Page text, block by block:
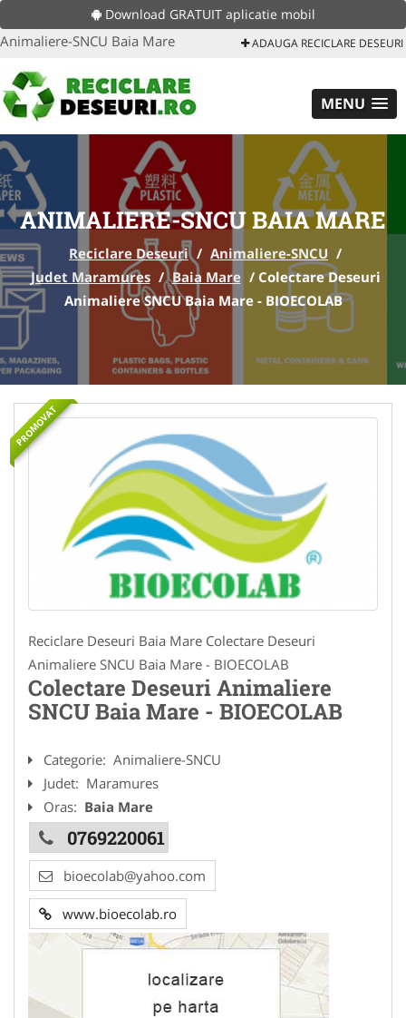
Download GRATUIT aplicatie mobil
Animaliere-SNCU Baia Mare ADAUGA RECICLARE DESEURI
MENU
ANIMALIERE-SNCU BAIA MARE
Reciclare Deseuri / Animaliere-SNCU /
Judet Maramures / Baia Mare / Colectare Deseuri
Animaliere SNCU Baia Mare - BIOECOLAB
PROMOVAT
Reciclare Deseuri Baia Mare Colectare Deseuri
Animaliere SNCU Baia Mare - BIOECOLAB
Colectare Deseuri Animaliere
SNCU Baia Mare - BIOECOLAB
Categorie: Animaliere-SNCU
Judet: Maramures
Oras: Baia Mare
0769220061
bioecolab@yahoo.com
www.bioecolab.ro